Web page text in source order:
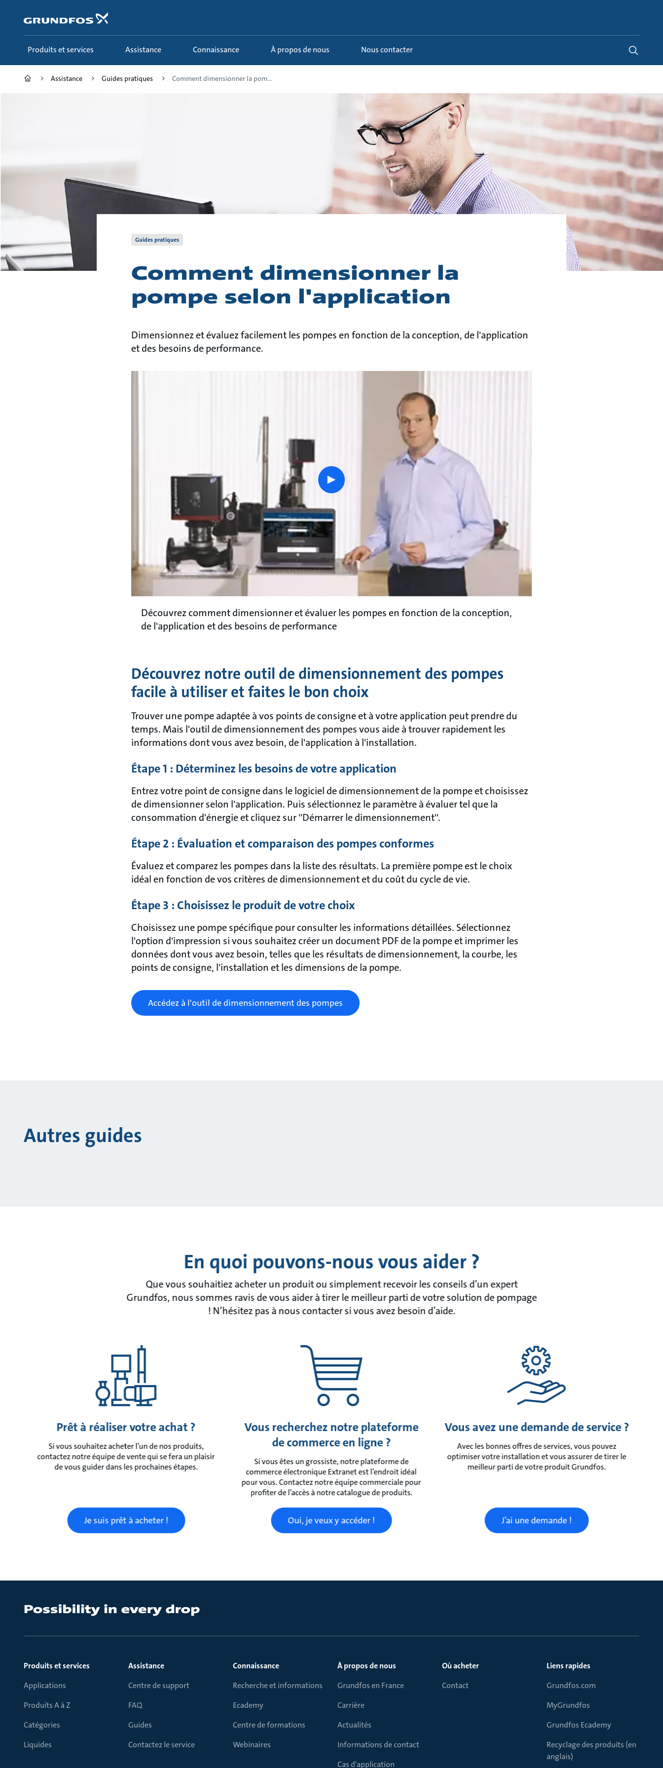
principal
Produits et services Assistance Connaissance À propos de nous Nous contacter
Assistance Guides pratiques Comment dimensionner la pom...
Guides pratiques
Comment dimensionner la
pompe selon l'application
Dimensionnez et évaluez facilement les pompes en fonction de la conception, de l'application
et des besoins de performance.
play
button
Découvrez comment dimensionner et évaluer les pompes en fonction de la conception,
de l'application et des besoins de performance
Découvrez notre outil de dimensionnement des pompes
facile à utiliser et faites le bon choix
Trouver une pompe adaptée à vos points de consigne et à votre application peut prendre du
temps. Mais l'outil de dimensionnement des pompes vous aide à trouver rapidement les
informations dont vous avez besoin, de l'application à l'installation.
Étape 1 : Déterminez les besoins de votre application
Entrez votre point de consigne dans le logiciel de dimensionnement de la pompe et choisissez
de dimensionner selon l'application. Puis sélectionnez le paramètre à évaluer tel que la
consommation d'énergie et cliquez sur ''Démarrer le dimensionnement''.
Étape 2 : Évaluation et comparaison des pompes conformes
Évaluez et comparez les pompes dans la liste des résultats. La première pompe est le choix
idéal en fonction de vos critères de dimensionnement et du coût du cycle de vie.
Étape 3 : Choisissez le produit de votre choix
Choisissez une pompe spécifique pour consulter les informations détaillées. Sélectionnez
l'option d'impression si vous souhaitez créer un document PDF de la pompe et imprimer les
données dont vous avez besoin, telles que les résultats de dimensionnement, la courbe, les
points de consigne, l'installation et les dimensions de la pompe.
Accédez à l'outil de dimensionnement des pompes
Autres guides
En quoi pouvons-nous vous aider ?
Que vous souhaitiez acheter un produit ou simplement recevoir les conseils d’un expert
Grundfos, nous sommes ravis de vous aider à tirer le meilleur parti de votre solution de pompage
! N’hésitez pas à nous contacter si vous avez besoin d’aide.
Prêt à réaliser votre achat ?
Si vous souhaitez acheter l’un de nos produits,
contactez notre équipe de vente qui se fera un plaisir
de vous guider dans les prochaines étapes.
Je suis prêt à acheter !
Vous recherchez notre plateforme
de commerce en ligne ?
Si vous êtes un grossiste, notre plateforme de
commerce électronique Extranet est l’endroit idéal
pour vous. Contactez notre équipe commerciale pour
profiter de l’accès à notre catalogue de produits.
Oui, je veux y accéder !
Vous avez une demande de service ?
Avec les bonnes offres de services, vous pouvez
optimiser votre installation et vous assurer de tirer le
meilleur parti de votre produit Grundfos.
J’ai une demande !
Produits et services
Applications
Produits A à Z
Catégories
Liquides
Assistance
Centre de support
FAQ
Guides
Contactez le service
Connaissance
Recherche et informations
Ecademy
Centre de formations
Webinaires
À propos de nous
Grundfos en France
Carrière
Actualités
Informations de contact
Cas d'application
Où acheter
Contact
Liens rapides
Grundfos.com
MyGrundfos
Grundfos Ecademy
Recyclage des produits (en
anglais)